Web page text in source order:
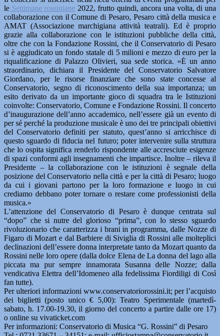
le Settimane rossiniane 2022, frutto quindi, ancora una volta, di una
collaborazione con il Comune di Pesaro, Pesaro città della musica e
AMAT (Associazione marchigiana attività teatrali). Ed è proprio
grazie alla collaborazione con le istituzioni pubbliche della città,
oltre che con la Fondazione Rossini, che il Conservatorio di Pesaro
si è aggiudicato un fondo statale di 5 milioni e mezzo di euro per la
riqualificazione di Palazzo Olivieri, sua sede storica. «Ė un anno
straordinario, dichiara il Presidente del Conservatorio Salvatore
Giordano, per le risorse finanziare che sono state concesse al
Conservatorio, segno di riconoscimento della sua importanza; un
esito derivato da un importante gioco di squadra tra le Istituzioni
coinvolte: Conservatorio, Comune e Fondazione Rossini. Il concerto
d’inaugurazione dell’anno accademico, nell’essere già un evento di
per sé perché la produzione musicale è uno dei tre principali obiettivi
del Conservatorio definiti per statuto, quest’anno si arricchisce di
questo sguardo di fiducia nel futuro; poter intervenire sulla struttura
che lo ospita significa renderlo rispondente alle accresciute esigenze
di spazi conformi agli insegnamenti che impartisce. Inoltre – rileva il
Presidente – la collaborazione con le istituzioni è segnale della
posizione del Conservatorio nella città e per la città di Pesaro; luogo
da cui i giovani partono per la loro formazione e luogo in cui
crediamo debbano poter tornare o restare come professionisti della
musica.»
L’attenzione del Conservatorio di Pesaro è dunque centrata sul
“dopo” che si nutre del glorioso “prima”, con lo stesso sguardo
rivoluzionario che caratterizza i brani in programma, dalle Nozze di
Figaro di Mozart e dal Barbiere di Siviglia di Rossini alle molteplici
declinazioni dell’essere donna interpretate tanto da Mozart quanto da
Rossini nelle loro opere (dalla dolce Elena de La donna del lago alla
piccata ma pur sempre innamorata Susanna delle Nozze; dalla
vendicativa Elettra dell’Idomeneo alla fedelissima Fiordiligi di Così
fan tutte).
Per ulteriori informazioni www.conservatoriorossini.it; per l’acquisto
dei biglietti (posto unico € 5,00): Teatro Sperimentale (martedì-
sabato, h. 17.00-19.30, il giorno del concerto a partire dalle ore 17)
o online su vivaticket.com
Per informazioni: Conservatorio di Musica “G. Rossini” di Pesaro